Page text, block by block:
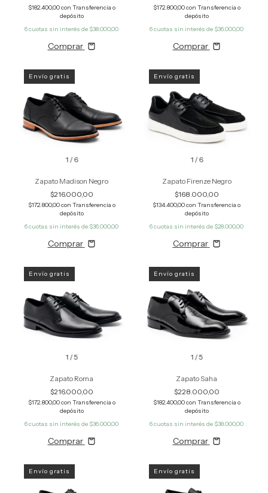
$182.400,00con Transferencia o
depósito
6cuotas sin interés de $38.000,00
Comprar
$172.800,00con Transferencia o
depósito
6cuotas sin interés de $36.000,00
Comprar
1 /6
Envío gratis
Zapato Madison Negro
$216.000,00
$172.800,00con Transferencia o
depósito
6cuotas sin interés de $36.000,00
Comprar
1 /6
Envío gratis
Zapato Firenze Negro
$168.000,00
$134.400,00con Transferencia o
depósito
6cuotas sin interés de $28.000,00
Comprar
1 /5
Envío gratis
Zapato Roma
$216.000,00
$172.800,00con Transferencia o
depósito
6cuotas sin interés de $36.000,00
Comprar
1 /5
Envío gratis
Zapato Saha
$228.000,00
$182.400,00con Transferencia o
depósito
6cuotas sin interés de $38.000,00
Comprar
Envío gratis Envío gratis